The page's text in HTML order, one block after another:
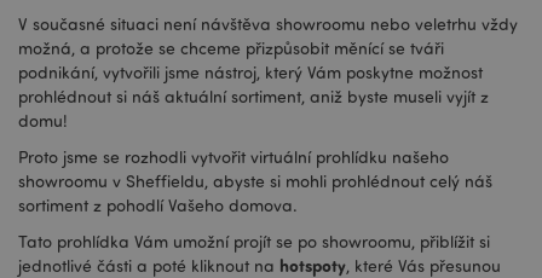
V současné situaci není návštěva showroomu nebo veletrhu vždy
možná, a protože se chceme přizpůsobit měnící se tváři
podnikání, vytvořili jsme nástroj, který Vám poskytne možnost
prohlédnout si náš aktuální sortiment, aniž byste museli vyjít z
domu!
Proto jsme se rozhodli vytvořit virtuální prohlídku našeho
showroomu v Sheffieldu, abyste si mohli prohlédnout celý náš
sortiment z pohodlí Vašeho domova.
Tato prohlídka Vám umožní projít se po showroomu, přiblížit si
jednotlivé části a poté kliknout na hotspoty, které Vás přesunou